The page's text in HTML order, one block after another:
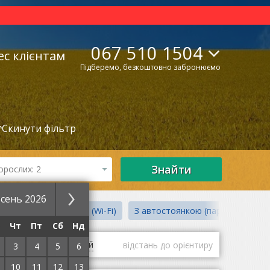
клієнтам 067 510 1504
Підберемо, безкоштовно забронюємо
Скинути фільтр
2026
Чт Пт Сб
Нд
3 4 5
6
10 11 12
13
2 Знайти
З інтернет (Wi-Fi) З автостоянкою (парковкою)
оцінки гостей відстань до орієнтиру